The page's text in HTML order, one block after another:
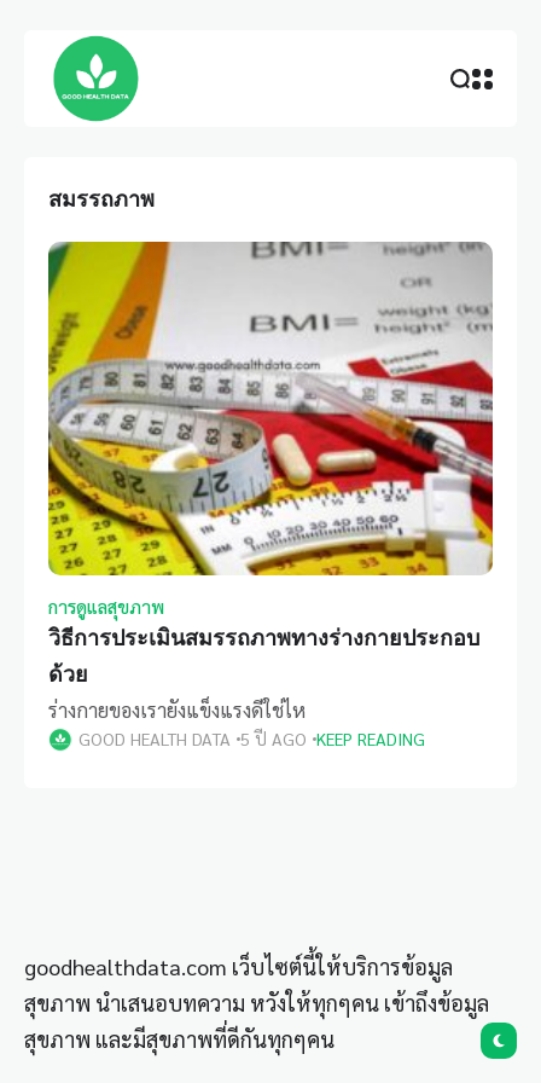
สมรรถภาพ
การดูแลสุขภาพ
วิธีการประเมินสมรรถภาพทางร่างกายประกอบ
ด้วย
ร่างกายของเรายังแข็งแรงดีใช่ไห
GOOD HEALTH DATA 5 ปี AGO KEEP READING
goodhealthdata.com เว็บไซต์นี้ให้บริการข้อมูล
สุขภาพ นำเสนอบทความ หวังให้ทุกๆคน เข้าถึงข้อมูล
สุขภาพ และมีสุขภาพที่ดีกันทุกๆคน